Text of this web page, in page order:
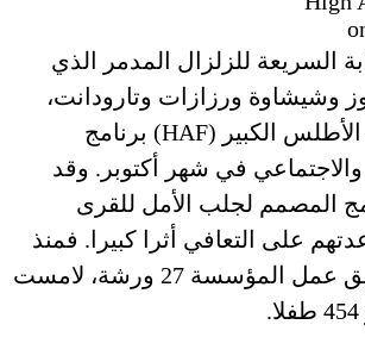
السريعة للزلزال المدمر الذي
وشيشاوة ورزازات وتارودانت،
أطلقت مؤسسة الأطلس الكبير (HAF) برنامج
والاجتماعي في شهر أكتوبر. وقد
المصمم لجلب الأمل للقرى
على التعافي أثرا كبيرا. فمنذ
بدايته، أجرى فريق عمل المؤسسة 27 ورشة، لامست